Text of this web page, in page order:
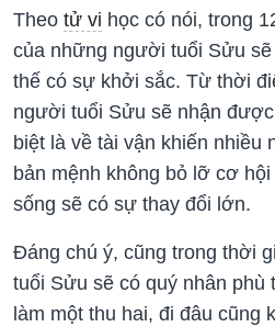
Theo tử vi học có nói, trong
của những người tuổi Sửu
thế có sự khởi sắc. Từ thời
người tuổi Sửu sẽ nhận
biệt là về tài vận khiến nhiều
bản mệnh không bỏ lỡ cơ
sống sẽ có sự thay đổi lớn.
Đáng chú ý, cũng trong thời
tuổi Sửu sẽ có quý nhân phù
làm một thu hai, đi đâu cũng